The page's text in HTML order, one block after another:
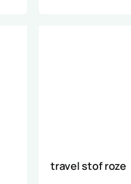
travel stof roze